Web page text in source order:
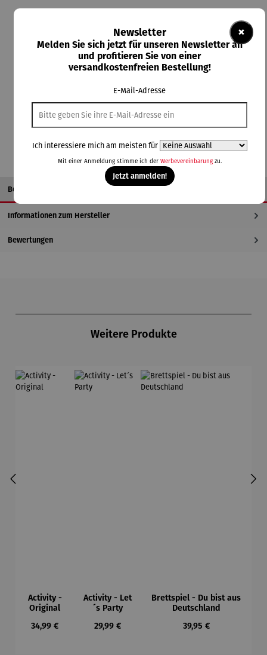
34,95 €
Preise inkl. MwSt. zzgl. Versandkosten
In den Warenkorb
Beschreibung
Informationen zum Hersteller
Bewertungen
Weitere Produkte
Activity -
Original
Regulärer Preis:
34,99 €
Activity - Let
´s Party
Regulärer Preis:
29,99 €
Brettspiel - Du bist aus
Deutschland
Regulärer Preis:
39,95 €
×
Newsletter
Melden Sie sich jetzt für unseren Newsletter an
und profitieren Sie von einer
versandkostenfreien Bestellung!
E-Mail-Adresse
Ich interessiere mich am meisten für
Mit einer Anmeldung stimme ich der Werbevereinbarungzu.
Jetzt anmelden!